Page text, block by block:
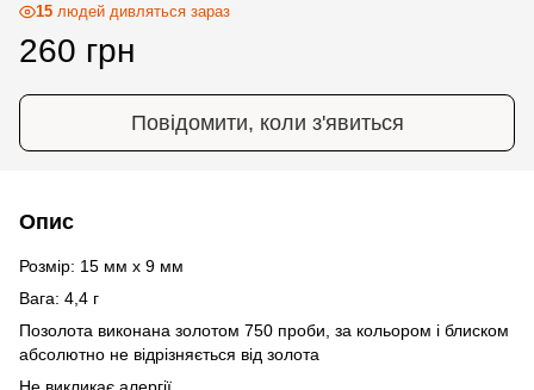
15 людей дивляться зараз
260 грн
Повідомити, коли з'явиться
Опис
Розмір: 15 мм х 9 мм
Вага: 4,4 г
Позолота виконана золотом 750 проби, за кольором і блиском
абсолютно не відрізняється від золота
Не викликає алергії